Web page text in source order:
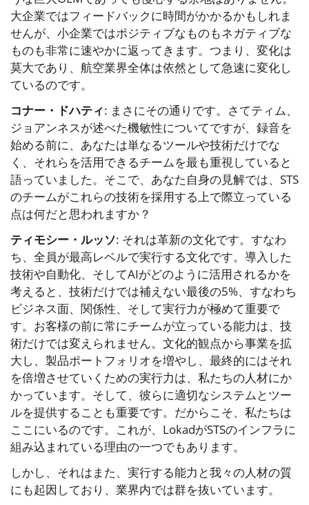
大企業ではフィードバックに時間がかかるかもしれま
せんが、小企業ではポジティブなものもネガティブな
ものも非常に速やかに返ってきます。つまり、変化は
莫大であり、航空業界全体は依然として急速に変化し
ているのです。
コナー・ドハティ: まさにその通りです。さてティム、
ジョアンネスが述べた機敏性についてですが、録音を
始める前に、あなたは単なるツールや技術だけでな
く、それらを活用できるチームを最も重視していると
語っていました。そこで、あなた自身の見解では、STS
のチームがこれらの技術を採用する上で際立っている
点は何だと思われますか？
ティモシー・ルッソ: それは革新の文化です。すなわ
ち、全員が最高レベルで実行する文化です。導入した
技術や自動化、そしてAIがどのように活用されるかを
考えると、技術だけでは補えない最後の5%、すなわち
ビジネス面、関係性、そして実行力が極めて重要で
す。お客様の前に常にチームが立っている能力は、技
術だけでは変えられません。文化的観点から事業を拡
大し、製品ポートフォリオを増やし、最終的にはそれ
を倍増させていくための実行力は、私たちの人材にか
かっています。そして、彼らに適切なシステムとツー
ルを提供することも重要です。だからこそ、私たちは
ここにいるのです。これが、LokadがSTSのインフラに
組み込まれている理由の一つでもあります。
しかし、それはまた、実行する能力と我々の人材の質
にも起因しており、業界内では群を抜いています。